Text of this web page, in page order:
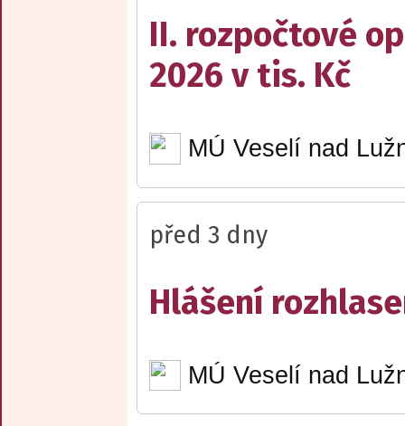
II. rozpočtové
2026 v tis. Kč
MÚ Veselí nad
před 3 dny
Hlášení
MÚ Veselí nad